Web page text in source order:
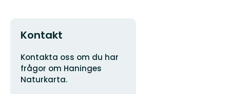
Kontakt
Adresse
Kontakta oss om du har
frågor om Haninges
Naturkarta.